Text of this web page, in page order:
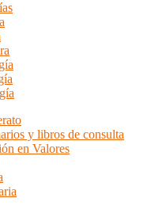
y libros de consulta
en Valores